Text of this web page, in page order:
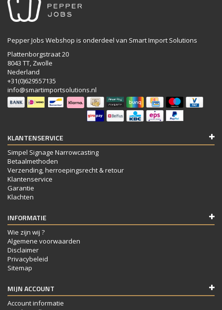
Pepper Jobs Webshop is onderdeel van Smart Import Solutions
Plattenborgstraat 20
8043 TT, Zwolle
Nederland
+31(0)629557135
info@smartimportsolutions.nl
KLANTENSERVICE
Simpel Signage Narrowcasting
Betaalmethoden
Verzending, herroepingsrecht & retour
Klantenservice
Garantie
Klachten
INFORMATIE
Wie zijn wij ?
Algemene voorwaarden
Disclaimer
Privacybeleid
Sitemap
MIJN ACCOUNT
Account informatie